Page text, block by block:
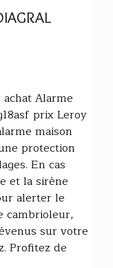
Alarme
prix Leroy
maison
protection
En cas
et la sirène
alerter le
cambrioleur,
sur votre
Profitez de